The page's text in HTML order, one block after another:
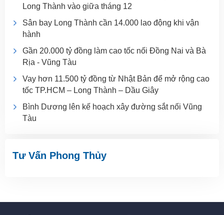
Long Thành vào giữa tháng 12
Sân bay Long Thành cần 14.000 lao động khi vận
hành
Gần 20.000 tỷ đồng làm cao tốc nối Đồng Nai và Bà
Rịa - Vũng Tàu
Vay hơn 11.500 tỷ đồng từ Nhật Bản để mở rộng cao
tốc TP.HCM – Long Thành – Dầu Giây
Bình Dương lên kế hoạch xây đường sắt nối Vũng
Tàu
Tư Vấn Phong Thủy